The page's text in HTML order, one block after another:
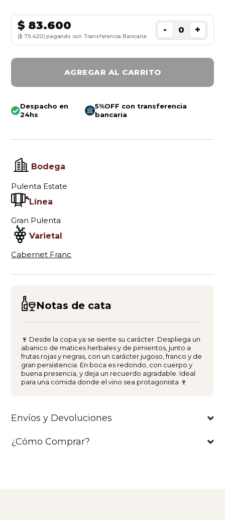
$83.600
($ 79.420) pagando con Transferencia Bancaria
- +
AGREGAR AL CARRITO
Despacho en
24hs
5%OFF con transferencia
bancaria
Bodega
Pulenta Estate
Línea
Gran Pulenta
Varietal
Cabernet Franc
Envíos y Devoluciones
¿Cómo Comprar?
Notas de cata
🍷 Desde la copa ya se siente su carácter. Despliega un
abanico de matices herbales y de pimientos, junto a
frutas rojas y negras, con un carácter jugoso, franco y de
gran persistencia. En boca es redondo, con cuerpo y
buena presencia, y deja un recuerdo agradable. Ideal
para una comida donde el vino sea protagonista 🍷